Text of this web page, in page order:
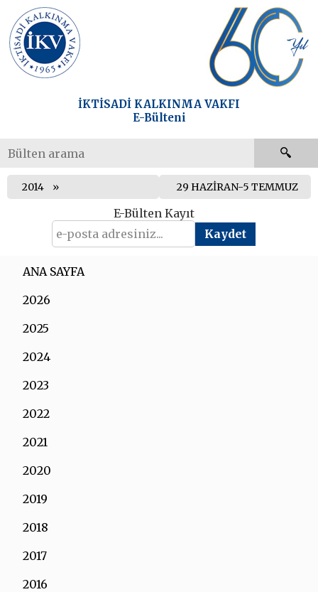
İKTİSADİ KALKINMA VAKFI
E-Bülteni
2014 29 HAZİRAN-5 TEMMUZ
E-Bülten Kayıt
ANA SAYFA
2026
2025
2024
2023
2022
2021
2020
2019
2018
2017
2016